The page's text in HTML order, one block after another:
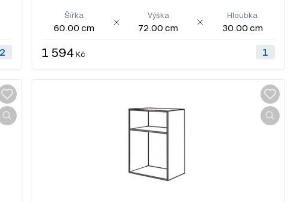
Šířka
60.00 cm
Výška
72.00 cm
Hloubka
30.00 cm
1 594 Kč